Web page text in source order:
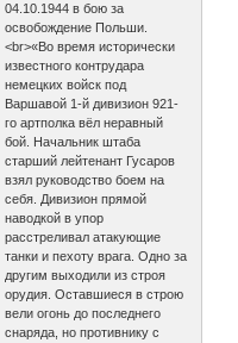
04.10.1944 в бою за
освобождение Польши.
<br>«Во время исторически
известного контрудара
немецких войск под
Варшавой 1-й дивизион 921-
го артполка вёл неравный
бой. Начальник штаба
старший лейтенант Гусаров
взял руководство боем на
себя. Дивизион прямой
наводкой в упор
расстреливал атакующие
танки и пехоту врага. Одно за
другим выходили из строя
орудия. Оставшиеся в строю
вели огонь до последнего
снаряда, но противнику с